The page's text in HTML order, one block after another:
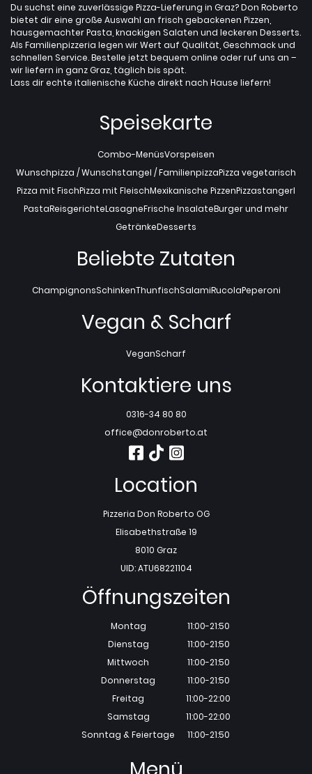
Du suchst eine zuverlässige Pizza-Lieferung in Graz? Don Roberto
bietet dir eine große Auswahl an frisch gebackenen Pizzen,
hausgemachter Pasta, knackigen Salaten und leckeren Desserts.
Als Familienpizzeria legen wir Wert auf Qualität, Geschmack und
schnellen Service. Bestelle jetzt bequem online oder ruf uns an –
wir liefern in ganz Graz, täglich bis spät.
Lass dir echte italienische Küche direkt nach Hause liefern!
Speisekarte
Combo-MenüsVorspeisen
Wunschpizza / Wunschstangel / FamilienpizzaPizza vegetarisch
Pizza mit FischPizza mit FleischMexikanische PizzenPizzastangerl
PastaReisgerichteLasagneFrische InsalateBurger und mehr
GetränkeDesserts
Beliebte Zutaten
ChampignonsSchinkenThunfischSalamiRucolaPeperoni
Vegan & Scharf
VeganScharf
Kontaktiere uns
0316-34 80 80
office@donroberto.at
Location
Pizzeria Don Roberto OG
Elisabethstraße 19
8010 Graz
UID: ATU68221104
Öffnungszeiten
Montag
Dienstag
Mittwoch
Donnerstag
Freitag
Samstag
Sonntag & Feiertage
11:00-21:50
11:00-21:50
11:00-21:50
11:00-21:50
11:00-22:00
11:00-22:00
11:00-21:50